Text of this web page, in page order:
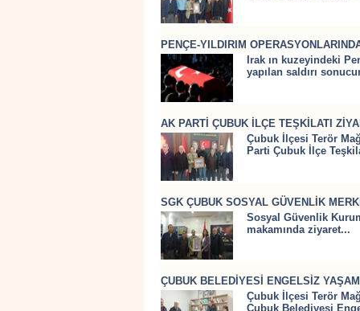
PENÇE-YILDIRIM
Irak ın kuzeyindeki
yapılan saldırı
AK PARTİ ÇUBUK İLÇE TEŞKİLATI
Çubuk İlçesi Terör
Parti Çubuk İlçe
SGK ÇUBUK SOSYAL GÜVENLİK
Sosyal Güvenlik
makamında ziyaret...
ÇUBUK BELEDİYESİ ENGELSİZ
Çubuk İlçesi Terör
Çubuk Belediyesi